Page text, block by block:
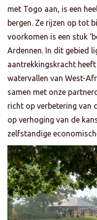
met Togo aan, is een
bergen. Ze rijzen op tot
voorkomen is een stuk
Ardennen. In dit gebied
aantrekkingskracht
watervallen van West-
samen met onze
richt op verbetering van
op verhoging van de
zelfstandige